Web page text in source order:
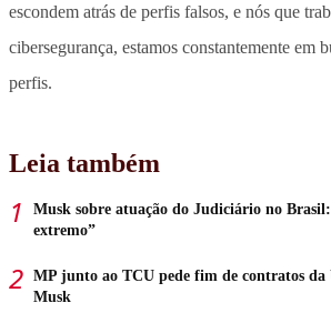
escondem atrás de perfis falsos, e nós que
cibersegurança, estamos constantemente em
perfis.
Leia também
Musk sobre atuação do Judiciário no
extremo”
MP junto ao TCU pede fim de contratos da
Musk